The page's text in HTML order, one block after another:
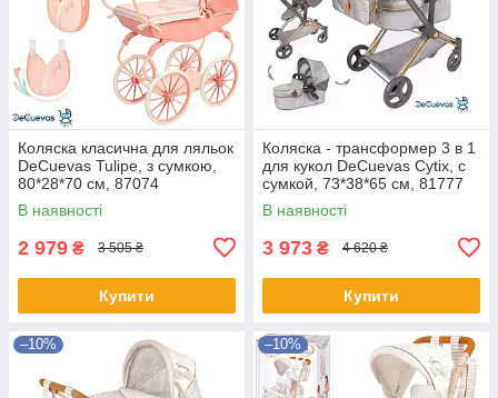
Коляска класична для ляльок
DeCuevas Tulipe, з сумкою,
80*28*70 см, 87074
В наявності
2 979 ₴ 3 505 ₴
Купити
Коляска - трансформер 3 в 1
для кукол DeCuevas Cytix, с
сумкой, 73*38*65 см, 81777
В наявності
3 973 ₴ 4 620 ₴
Купити
–10% –10%